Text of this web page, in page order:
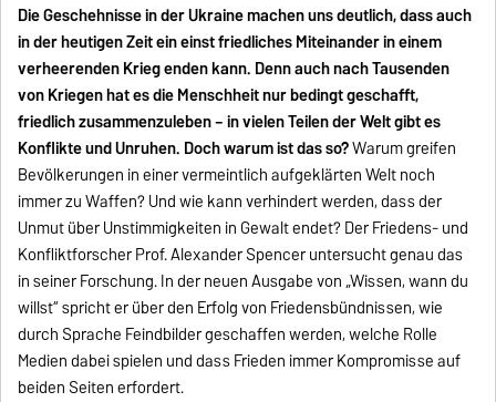
Die Geschehnisse in der Ukraine machen uns deutlich, dass auch
in der heutigen Zeit ein einst friedliches Miteinander in einem
verheerenden Krieg enden kann. Denn auch nach Tausenden
von Kriegen hat es die Menschheit nur bedingt geschafft,
friedlich zusammenzuleben – in vielen Teilen der Welt gibt es
Konflikte und Unruhen. Doch warum ist das so?Warum greifen
Bevölkerungen in einer vermeintlich aufgeklärten Welt noch
immer zu Waffen? Und wie kann verhindert werden, dass der
Unmut über Unstimmigkeiten in Gewalt endet? Der Friedens- und
Konfliktforscher Prof. Alexander Spencer untersucht genau das
in seiner Forschung. In der neuen Ausgabe von „Wissen, wann du
willst“ spricht er über den Erfolg von Friedensbündnissen, wie
durch Sprache Feindbilder geschaffen werden, welche Rolle
Medien dabei spielen und dass Frieden immer Kompromisse auf
beiden Seiten erfordert.